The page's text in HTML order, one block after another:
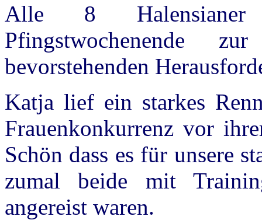
Alle 8 Halensianer
Pfingstwochenende
bevorstehenden
Katja lief ein starkes
Frauenkonkurrenz vor
Schön dass es für unsere
zumal beide mit
angereist waren.